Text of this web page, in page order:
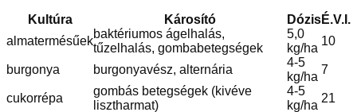
Kultúra
Károsító DózisÉ.V.I.
almatermésűek
baktériumos ágelhalás,
tűzelhalás, gombabetegségek
5,0
kg/ha
10
burgonya burgonyavész, alternária
4-5
kg/ha
7
cukorrépa
gombás betegségek (kivéve
lisztharmat)
4-5
kg/ha
21